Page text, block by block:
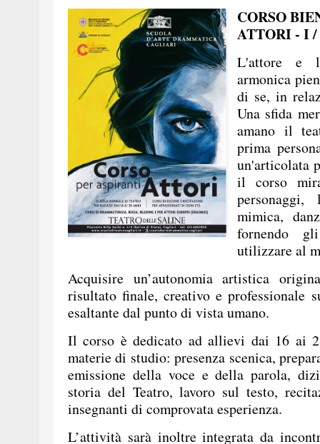
CORSO
ATTORI - I
L'attore e
armonica
di se, in
Una sfida
amano il
prima
un'articolata
il corso
mimica,
fornendo
utilizzare al
Acquisire un’autonomia artistica
risultato finale, creativo e professionale
esaltante dal punto di vista umano.
Il corso è dedicato ad allievi dai 16 ai
materie di studio: presenza scenica,
emissione della voce e della parola,
storia del Teatro, lavoro sul testo,
insegnanti di comprovata esperienza.
L’attività sarà inoltre integrata da